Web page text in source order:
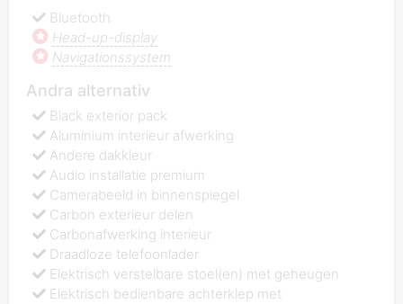
Bluetooth
Head-up-display
Navigationssystem
Andra alternativ
Black exterior pack
Aluminium interieur afwerking
Andere dakkleur
Audio installatie premium
Camerabeeld in binnenspiegel
Carbon exterieur delen
Carbonafwerking interieur
Draadloze telefoonlader
Elektrisch verstelbare stoel(en) met geheugen
Elektrisch bedienbare achterklep met